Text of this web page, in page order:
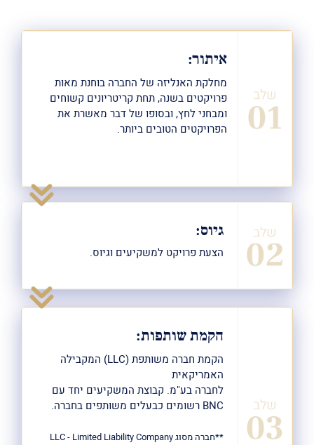
איתור:
מחלקת האנליזה של החברה בוחנת מאות
פרויקטים בשנה, תחת קריטריונים קשוחים
ומבחני לחץ, ובסופו של דבר מאשרת את
הפרויקטים הטובים ביותר.
גיוס:
הצעת פרויקט למשקיעים וגיוס.
הקמת שותפות:
הקמת חברה משותפת (LLC) המקבילה
האמריקאית
לחברה בע"מ. קבוצת המשקיעים יחד עם
BNC רשומים כבעלים משותפים בחברה.
**חברה מסוג LLC - Limited Liability Company